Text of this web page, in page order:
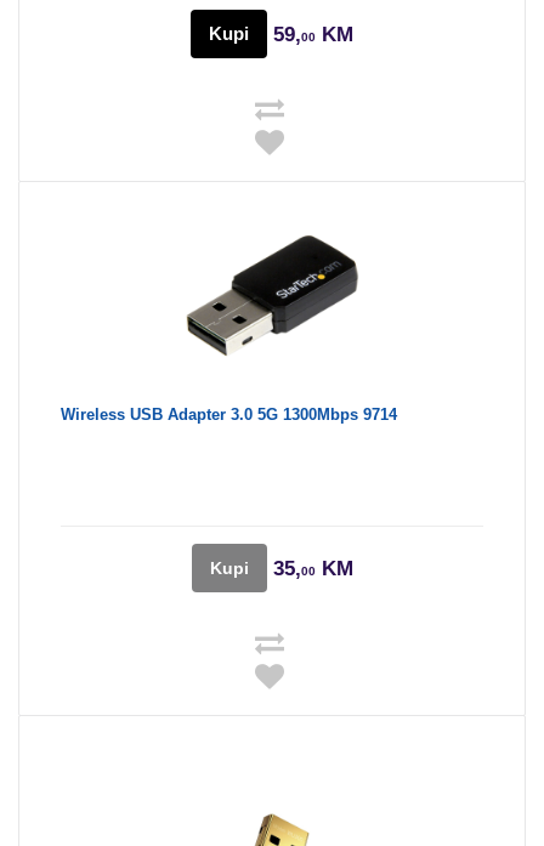
Kupi 59,00 KM
Wireless USB Adapter 3.0 5G 1300Mbps 9714
Kupi 35,00KM